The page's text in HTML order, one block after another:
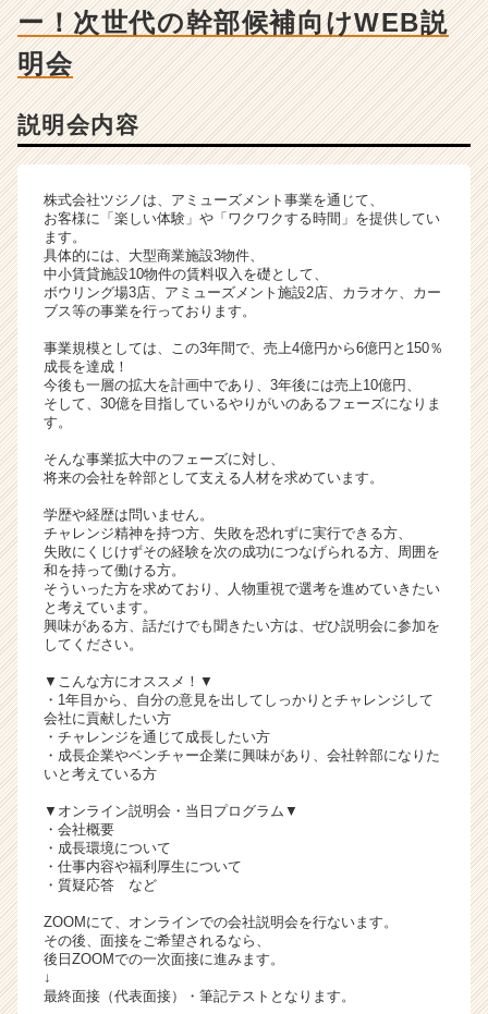
ス
カ
く
活
サ
ト
チ
ア
ャ
リ
ア
e
r
C
a
r
e
ー！次世代の幹部候補向けWEB説
明会
説明会内容
株式会社ツジノは、アミューズメント事業を通じて、
お客様に「楽しい体験」や「ワクワクする時間」を提供してい
ます。
具体的には、大型商業施設3物件、
中小賃貸施設10物件の賃料収入を礎として、
ボウリング場3店、アミューズメント施設2店、カラオケ、カー
ブス等の事業を行っております。
事業規模としては、この3年間で、売上4億円から6億円と150％
成長を達成！
今後も一層の拡大を計画中であり、3年後には売上10億円、
そして、30億を目指しているやりがいのあるフェーズになりま
す。
そんな事業拡大中のフェーズに対し、
将来の会社を幹部として支える人材を求めています。
学歴や経歴は問いません。
チャレンジ精神を持つ方、失敗を恐れずに実行できる方、
失敗にくじけずその経験を次の成功につなげられる方、周囲を
和を持って働ける方。
そういった方を求めており、人物重視で選考を進めていきたい
と考えています。
興味がある方、話だけでも聞きたい方は、ぜひ説明会に参加を
してください。
▼こんな方にオススメ！▼
・1年目から、自分の意見を出してしっかりとチャレンジして
会社に貢献したい方
・チャレンジを通じて成長したい方
・成長企業やベンチャー企業に興味があり、会社幹部になりた
いと考えている方
▼オンライン説明会・当日プログラム▼
・会社概要
・成長環境について
・仕事内容や福利厚生について
・質疑応答 など
ZOOMにて、オンラインでの会社説明会を行ないます。
その後、面接をご希望されるなら、
後日ZOOMでの一次面接に進みます。
↓
最終面接（代表面接）・筆記テストとなります。